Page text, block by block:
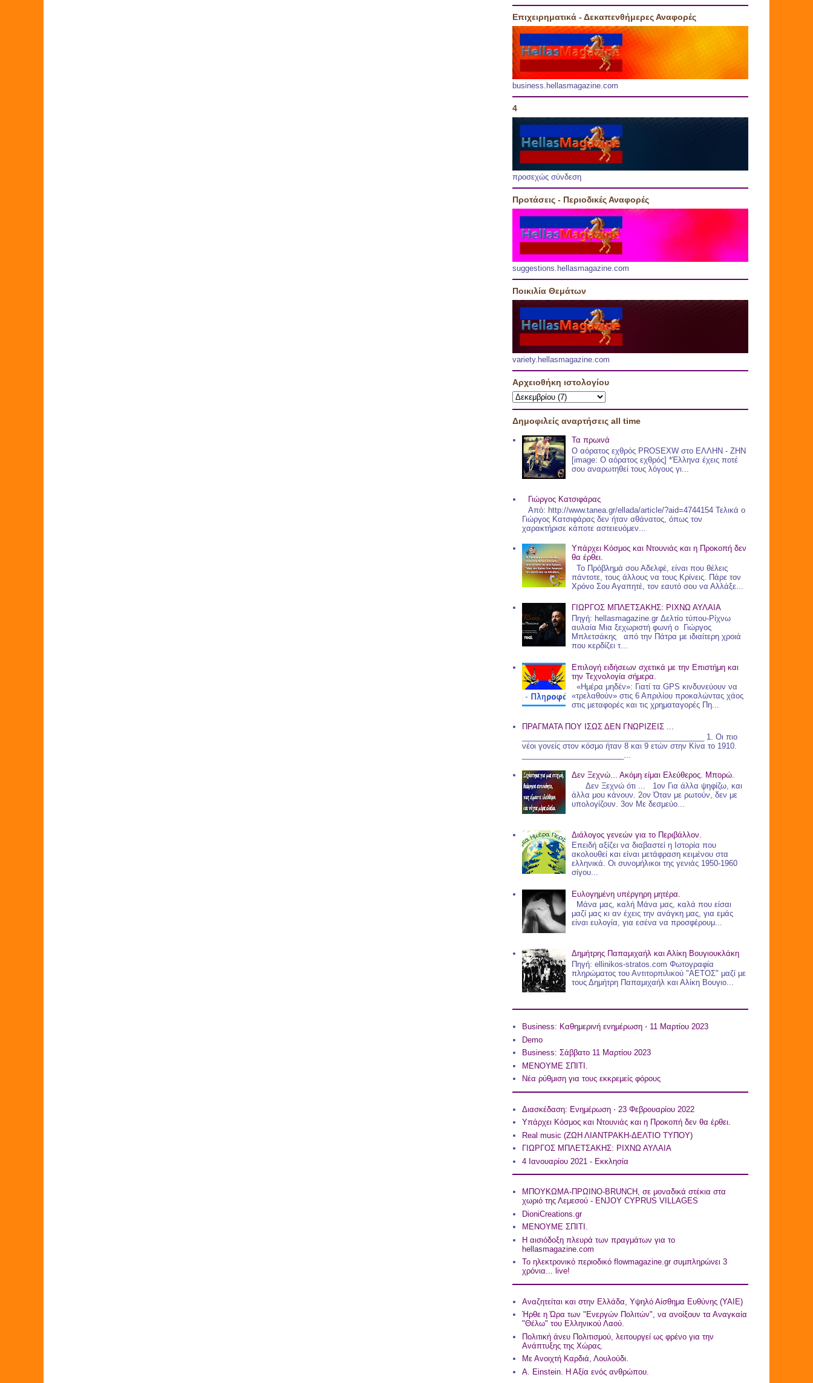
Επιχειρηματικά - Δεκαπενθήμερες Αναφορές
business.hellasmagazine.com
4
προσεχώς σύνδεση
Προτάσεις - Περιοδικές Αναφορές
suggestions.hellasmagazine.com
Ποικιλία Θεμάτων
variety.hellasmagazine.com
Αρχειοθήκη ιστολογίου
Δημοφιλείς αναρτήσεις all time
Τα πρωινά
Ο αόρατος εχθρός PROSEXW στο ΕΛΛΗΝ - ΖHN
[image: Ο αόρατος εχθρός] *Έλληνα έχεις ποτέ
σου αναρωτηθεί τους λόγους γι...
Γιώργος Κατσιφάρας
Από: http://www.tanea.gr/ellada/article/?aid=4744154 Τελικά ο
Γιώργος Κατσιφάρας δεν ήταν αθάνατος, όπως τον
χαρακτήρισε κάποτε αστειευόμεν...
Υπάρχει Κόσμος και Ντουνιάς και η Προκοπή δεν
θα έρθει.
Το Πρόβλημά σου Αδελφέ, είναι που θέλεις
πάντοτε, τους άλλους να τους Κρίνεις. Πάρε τον
Χρόνο Σου Αγαπητέ, τον εαυτό σου να Αλλάξε...
ΓΙΩΡΓΟΣ ΜΠΛΕΤΣΑΚΗΣ: ΡΙΧΝΩ ΑΥΛΑΙΑ
Πηγή: hellasmagazine.gr Δελτίο τύπου-Ρίχνω
αυλαία Μια ξεχωριστή φωνή ο Γιώργος
Μπλετσάκης από την Πάτρα με ιδιαίτερη χροιά
που κερδίζει τ...
Επιλογή ειδήσεων σχετικά με την Επιστήμη και
την Τεχνολογία σήμερα.
«Ημέρα μηδέν»: Γιατί τα GPS κινδυνεύουν να
«τρελαθούν» στις 6 Απριλίου προκαλώντας χάος
στις μεταφορές και τις χρηματαγορές Πη...
ΠΡΑΓΜΑΤΑ ΠΟΥ ΙΣΩΣ ΔΕΝ ΓΝΩΡΙΖΕΙΣ ...
___________________________________________ 1. Οι πιο
νέοι γονείς στον κόσμο ήταν 8 και 9 ετών στην Κίνα το 1910.
________________________...
Δεν Ξεχνώ... Ακόμη είμαι Ελεύθερος. Μπορώ.
Δεν Ξεχνώ ότι ... 1ον Για άλλα ψηφίζω, και
άλλα μου κάνουν. 2ον Όταν με ρωτούν, δεν με
υπολογίζουν. 3ον Με δεσμεύο...
Διάλογος γενεών για το Περιβάλλον.
Επειδή αξίζει να διαβαστεί η Ιστορία που
ακολουθεί και είναι μετάφραση κειμένου στα
ελληνικά. Οι συνομήλικοι της γενιάς 1950-1960
σίγου...
Ευλογημένη υπέργηρη μητέρα.
Μάνα μας, καλή Μάνα μας, καλά που είσαι
μαζί μας κι αν έχεις την ανάγκη μας, για εμάς
είναι ευλογία, για εσένα να προσφέρουμ...
Δημήτρης Παπαμιχαήλ και Αλίκη Βουγιουκλάκη
Πηγή: ellinikos-stratos.com Φωτογραφία
πληρώματος του Αντιτορπιλικού "ΑΕΤΟΣ" μαζί με
τους Δημήτρη Παπαμιχαήλ και Αλίκη Βουγιο...
Business: Καθημερινή ενημέρωση ⋅ 11 Μαρτίου 2023
Demo
Business: Σάββατο 11 Μαρτίου 2023
ΜΕΝΟΥΜΕ ΣΠΙΤΙ.
Νέα ρύθμιση για τους εκκρεμείς φόρους
Διασκέδαση: Ενημέρωση ⋅ 23 Φεβρουαρίου 2022
Υπάρχει Κόσμος και Ντουνιάς και η Προκοπή δεν θα έρθει.
Real music (ZΩΗ ΛΙΑΝΤΡΑΚΗ-ΔΕΛΤΙΟ ΤΥΠΟY)
ΓΙΩΡΓΟΣ ΜΠΛΕΤΣΑΚΗΣ: ΡΙΧΝΩ ΑΥΛΑΙΑ
4 Ιανουαρίου 2021 - Εκκλησία
ΜΠΟΥΚΩΜΑ-ΠΡΩΙΝΟ-BRUNCH, σε μοναδικά στέκια στα
χωριό της Λεμεσού - ENJOY CYPRUS VILLAGES
DioniCreations.gr
ΜΕΝΟΥΜΕ ΣΠΙΤΙ.
Η αισιόδοξη πλευρά των πραγμάτων για το
hellasmagazine.com
Το ηλεκτρονικό περιοδικό flowmagazine.gr συμπληρώνει 3
χρόνια... live!
Αναζητείται και στην Ελλάδα, Υψηλό Αίσθημα Ευθύνης (ΥΑΙΕ)
Ήρθε η Ώρα των "Ενεργών Πολιτών", να ανοίξουν τα Αναγκαία
"Θέλω" του Ελληνικού Λαού.
Πολιτική άνευ Πολιτισμού, λειτουργεί ως φρένο για την
Ανάπτυξης της Χώρας.
Με Ανοιχτή Καρδιά, Λουλούδι.
A. Einstein. Η Αξία ενός ανθρώπου.